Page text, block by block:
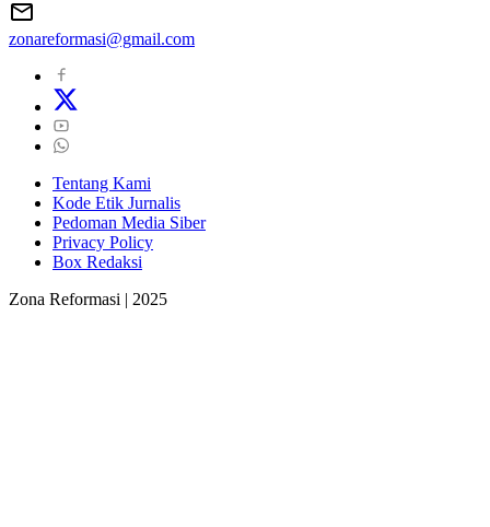
zonareformasi@gmail.com
Tentang Kami
Kode Etik Jurnalis
Pedoman Media Siber
Privacy Policy
Box Redaksi
Zona Reformasi | 2025